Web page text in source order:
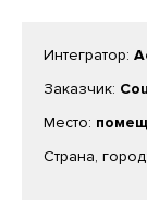
Интегратор:
Заказчик:
Место:
Страна, город: